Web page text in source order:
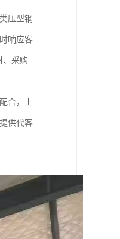
压型钢
响应客
、采购
合，上
供代客